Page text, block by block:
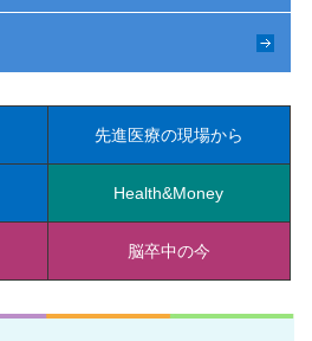
先進医療の現場から
Health&Money
脳卒中の今